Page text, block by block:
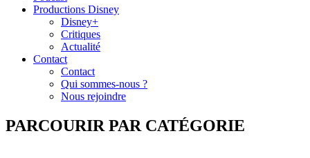
Productions Disney
Disney+
Critiques
Actualité
Contact
Contact
Qui sommes-nous ?
Nous rejoindre
PARCOURIR PAR CATÉGORIE